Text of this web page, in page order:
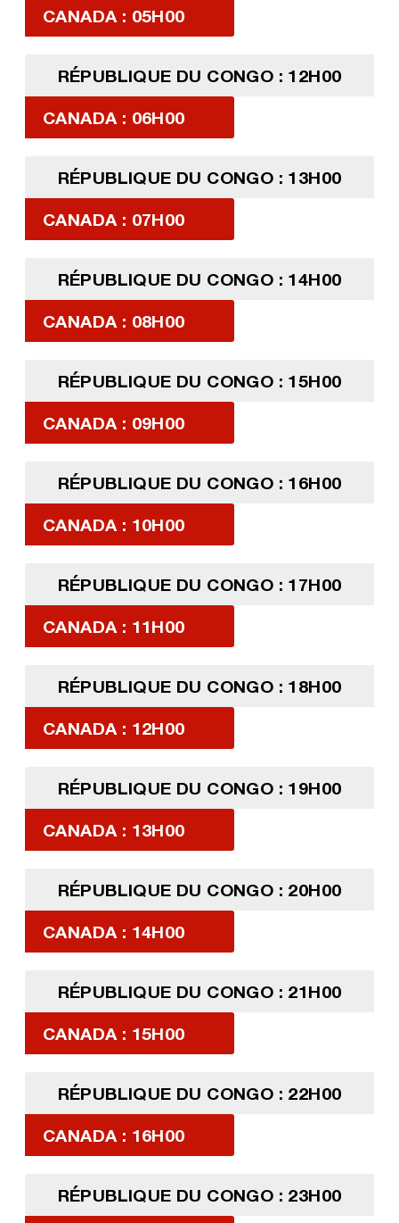
CANADA : 05H00
RÉPUBLIQUE DU CONGO : 12H00
CANADA : 06H00
RÉPUBLIQUE DU CONGO : 13H00
CANADA : 07H00
RÉPUBLIQUE DU CONGO : 14H00
CANADA : 08H00
RÉPUBLIQUE DU CONGO : 15H00
CANADA : 09H00
RÉPUBLIQUE DU CONGO : 16H00
CANADA : 10H00
RÉPUBLIQUE DU CONGO : 17H00
CANADA : 11H00
RÉPUBLIQUE DU CONGO : 18H00
CANADA : 12H00
RÉPUBLIQUE DU CONGO : 19H00
CANADA : 13H00
RÉPUBLIQUE DU CONGO : 20H00
CANADA : 14H00
RÉPUBLIQUE DU CONGO : 21H00
CANADA : 15H00
RÉPUBLIQUE DU CONGO : 22H00
CANADA : 16H00
RÉPUBLIQUE DU CONGO : 23H00